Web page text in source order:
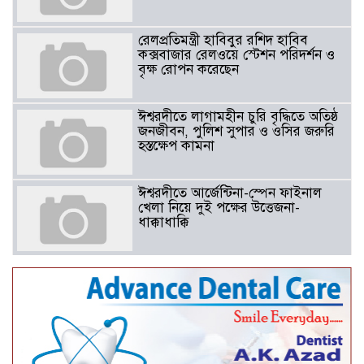
রেলপ্রতিমন্ত্রী হাবিবুর রশিদ হাবিব
কক্সবাজার রেলওয়ে স্টেশন পরিদর্শন ও
বৃক্ষ রোপন করেছেন
ঈশ্বরদীতে লাগামহীন চুরি বৃদ্ধিতে অতিষ্ঠ
জনজীবন, পুলিশ সুপার ও ওসির জরুরি
হস্তক্ষেপ কামনা ​
ঈশ্বরদীতে আর্জেন্টিনা-স্পেন ফাইনাল
খেলা নিয়ে দুই পক্ষের উত্তেজনা-
ধাক্কাধাক্কি
বাংলাদেশসহ বাসযোগ্য পৃথিবী গড়তে
গাছ লাগিয়ে অক্সিজেন ফ্যাক্টরী গড়ে
তোলার বিকল্প নেই——বিএনপির
কেন্দ্রিয় নেতা সাবেক এমপি বীর
মুক্তিযোদ্ধা সিরাজুল ইসলাম সরদার